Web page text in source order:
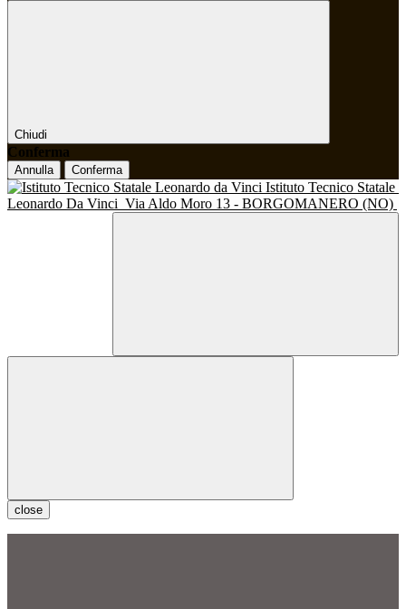
Chiudi
Conferma
Annulla Conferma
Istituto Tecnico Statale
Leonardo Da Vinci Via Aldo Moro 13 - BORGOMANERO (NO)
close